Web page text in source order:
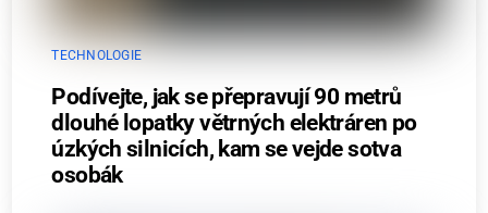
TECHNOLOGIE
Podívejte, jak se přepravují 90 metrů
dlouhé lopatky větrných elektráren po
úzkých silnicích, kam se vejde sotva
osobák